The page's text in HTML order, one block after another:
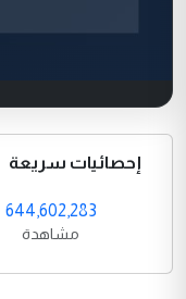
إحصائيات سريعة
644,602,283
مشاهدة